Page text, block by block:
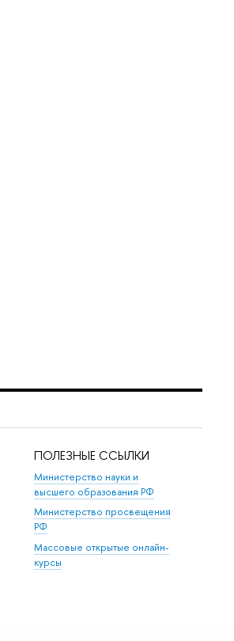
ПОЛЕЗНЫЕ ССЫЛКИ
Министерство науки и
высшего образования РФ
Министерство просвещения
РФ
Массовые открытые онлайн-
курсы